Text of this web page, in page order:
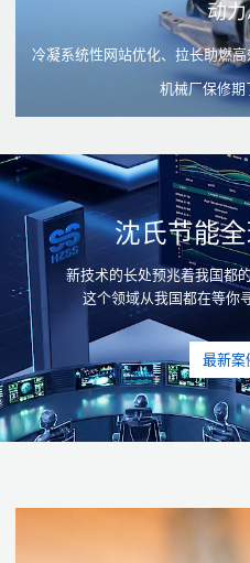
动
冷凝系统性网站优化、拉长助燃
机械厂保修期
沈氏节能
新技术的长处预兆着我国都
这个领域从我国都在等你
最新案